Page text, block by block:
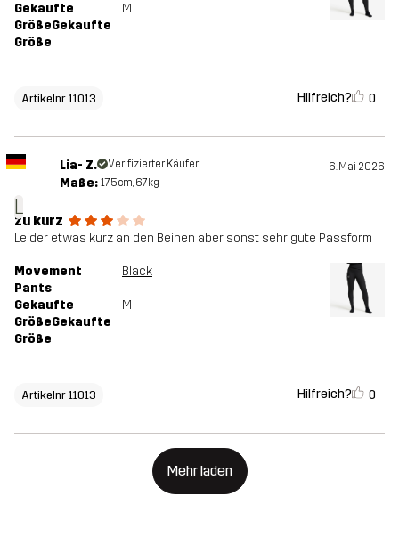
Gekaufte
GrößeGekaufte
Größe
M
Artikelnr 11013 Hilfreich? 0
L
Lia- Z. Verifizierter Käufer 6. Mai 2026
Maße: 175cm, 67kg
zu kurz
Leider etwas kurz an den Beinen aber sonst sehr gute Passform
Movement
Pants
Black
Gekaufte
GrößeGekaufte
Größe
M
Artikelnr 11013 Hilfreich? 0
Mehr laden